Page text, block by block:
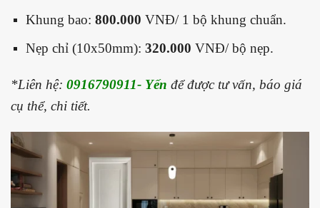
Khung bao: 800.000 VNĐ/ 1 bộ khung chuẩn.
Nẹp chỉ (10x50mm): 320.000 VNĐ/ bộ nẹp.
*Liên hệ: 0916790911- Yến để được tư vấn, báo giá
cụ thể, chi tiết.